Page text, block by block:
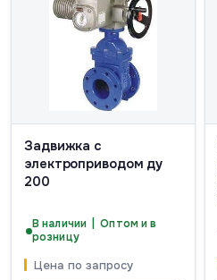
Задвижка с
электроприводом ду
200
В наличии | Оптом и в
розницу
Цена по запросу